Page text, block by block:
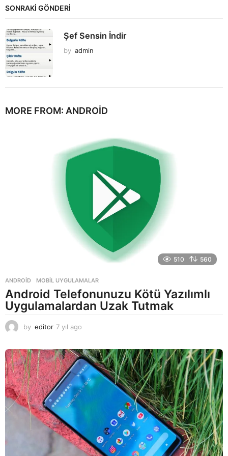
SONRAKİ GÖNDERİ
Şef Sensin İndir
by admin
MORE FROM: ANDROID
510 560
ANDROID ,MOBIL UYGULAMALAR
Android Telefonunuzu Kötü Yazılımlı
Uygulamalardan Uzak Tutmak
by editor 7 yıl ago
l
a
g
o